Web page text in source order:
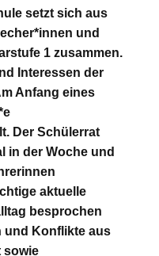
setzt sich aus
und
1 zusammen.
Interessen der
Anfang eines
Der Schülerrat
in der Woche und
aktuelle
besprochen
und Konflikte aus
sowie